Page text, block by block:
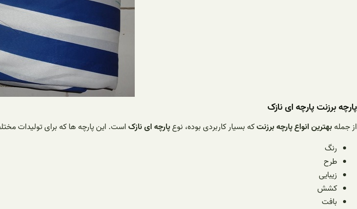
پارچه برزنت پارچه ای نازک
از جملهبهترین انواع پارچه برزنتکه بسیار کاربردی بوده، نوعپارچه ای نازکاست. این پارچه ها که برای تولیدات
رنگ
طرح
زیبایی
کشش
بافت